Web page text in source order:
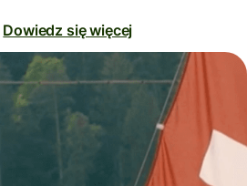
Dowiedz się więcej